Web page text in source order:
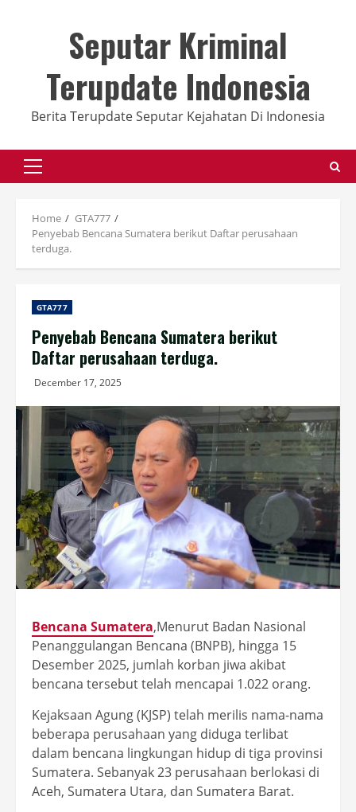
Seputar Kriminal
Terupdate Indonesia
Berita Terupdate Seputar Kejahatan Di Indonesia
Primary
Home
GTA777
Penyebab Bencana Sumatera berikut Daftar perusahaan
terduga.
GTA777
Penyebab Bencana Sumatera berikut
Daftar perusahaan terduga.
December 17, 2025
Bencana Sumatera,Menurut Badan Nasional
Penanggulangan Bencana (BNPB), hingga 15
Desember 2025, jumlah korban jiwa akibat
bencana tersebut telah mencapai 1.022 orang.
Kejaksaan Agung (KJSP) telah merilis nama-nama
beberapa perusahaan yang diduga terlibat
dalam bencana lingkungan hidup di tiga provinsi
Sumatera. Sebanyak 23 perusahaan berlokasi di
Aceh, Sumatera Utara, dan Sumatera Barat.